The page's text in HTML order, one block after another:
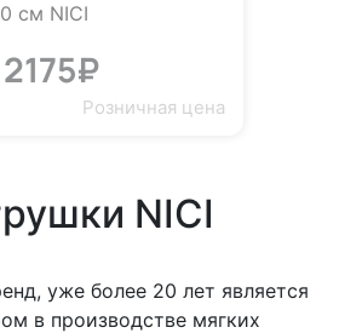
см NICI
2175₽
Розничная цена
NICI
уже более 20 лет является
в производстве мягких